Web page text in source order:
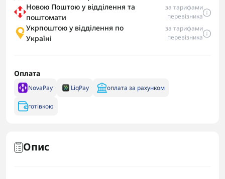
Новою Поштою у відділення та
поштомати
за тарифами
перевізника
Укрпоштою у відділення по
Україні
за тарифами
перевізника
Оплата
NovaPay LiqPay оплата за рахунком
готівкою
Опис